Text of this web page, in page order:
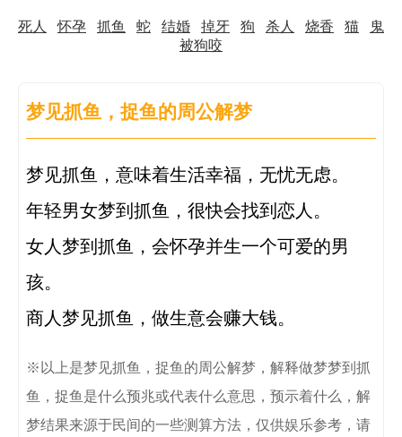
死人 怀孕 抓鱼 蛇 结婚 掉牙 狗 杀人 烧香 猫
鬼
被狗咬
梦见抓鱼，捉鱼的周公解梦
梦见抓鱼，意味着生活幸福，无忧无虑。
年轻男女梦到抓鱼，很快会找到恋人。
女人梦到抓鱼，会怀孕并生一个可爱的男
孩。
商人梦见抓鱼，做生意会赚大钱。
※以上是梦见抓鱼，捉鱼的周公解梦，解释做梦梦到抓
鱼，捉鱼是什么预兆或代表什么意思，预示着什么，解
梦结果来源于民间的一些测算方法，仅供娱乐参考，请